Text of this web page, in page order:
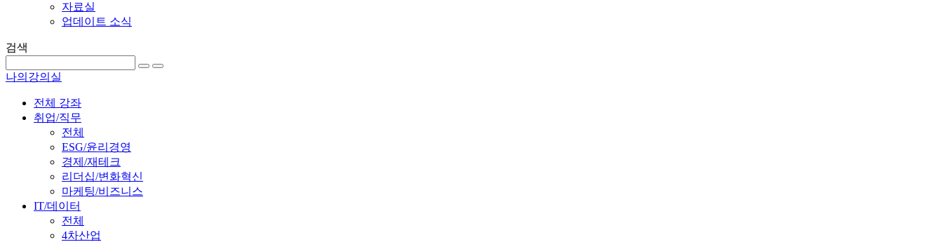
자료실
업데이트 소식
검색
나의강의실
전체 강좌
취업/직무
전체
ESG/윤리경영
경제/재테크
리더십/변화혁신
마케팅/비즈니스
IT/데이터
전체
4차산업